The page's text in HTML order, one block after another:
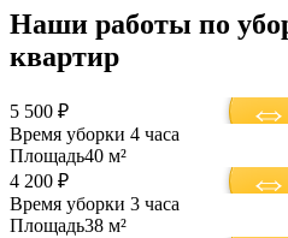
Наши работы по
квартир
5 500 ₽
Время уборки 4 часа
Площадь40 м²
4 200 ₽
Время уборки 3 часа
Площадь38 м²